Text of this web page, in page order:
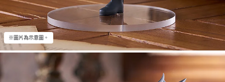
※圖片為示意圖。